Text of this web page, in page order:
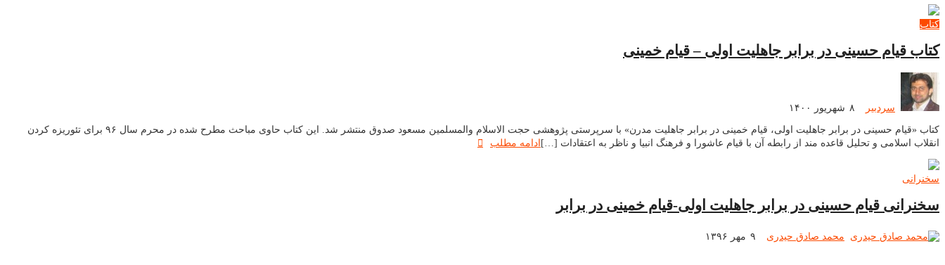
کتاب
کتاب قیام حسینی در برابر جاهلیت اولی – قیام خمینی
سردبیر ۸ شهریور ۱۴۰۰
کتاب «قیام حسینی در برابر جاهلیت اولی، قیام خمینی در برابر جاهلیت مدرن» با سرپرستی پژوهشی حجت الاسلام والمسلمین مسعود صدوق منتشر شد. این کتاب حاوی مباحث مطرح شده در محرم سال ۹۶ برای تئوریزه کردن
انقلاب اسلامی و تحلیل قاعده مند از رابطه آن با قیام عاشورا و فرهنگ انبیا و ناظر به اعتقادات […]ادامه مطلب
سخنرانی
سخنرانی قیام حسینی در برابر جاهلیت اولی-قیام خمینی در برابر
محمد صادق حیدری ۹ مهر ۱۳۹۶